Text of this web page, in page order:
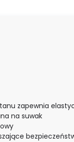
zapewnia
na suwak